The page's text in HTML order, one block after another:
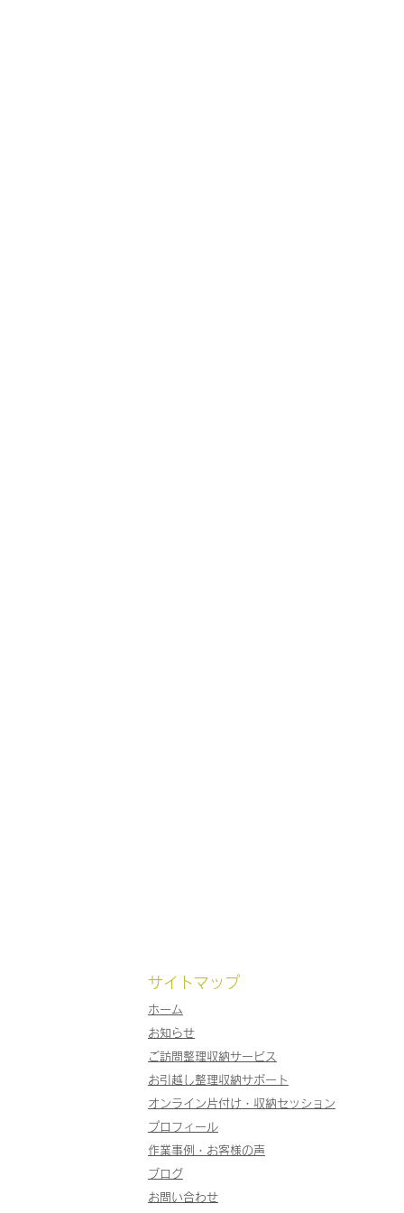
サイトマップ
ホーム
お知らせ
ご訪問整理収納サービス
お引越し整理収納サポート
オンライン片付け・収納セッション
プロフィール
作業事例
・ お客様の声
ブログ
お問い合わせ